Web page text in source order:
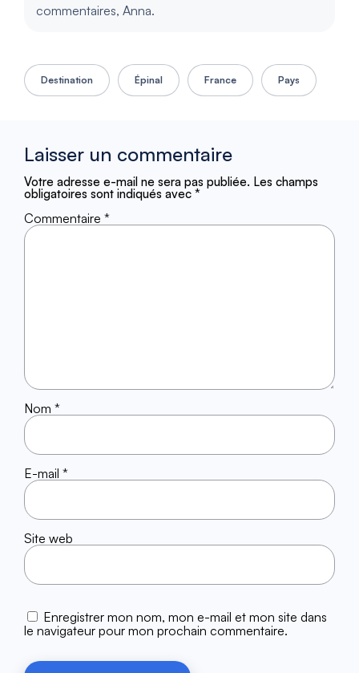
commentaires, Anna.
Destination Épinal France Pays
Laisser un commentaire
Votre adresse e-mail ne sera pas publiée. Les champs
obligatoires sont indiqués avec *
Commentaire *
Nom *
E-mail *
Site web
Enregistrer mon nom, mon e-mail et mon site dans
le navigateur pour mon prochain commentaire.